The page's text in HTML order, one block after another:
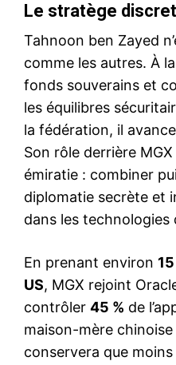
Le stratège
Tahnoon ben Zayed
comme les autres. À
fonds souverains et
les équilibres
la fédération, il
Son rôle derrière
émiratie : combiner
diplomatie secrète et
dans les technologies
En prenant environ
US, MGX rejoint
contrôler 45 % de
maison-mère
conservera que moins